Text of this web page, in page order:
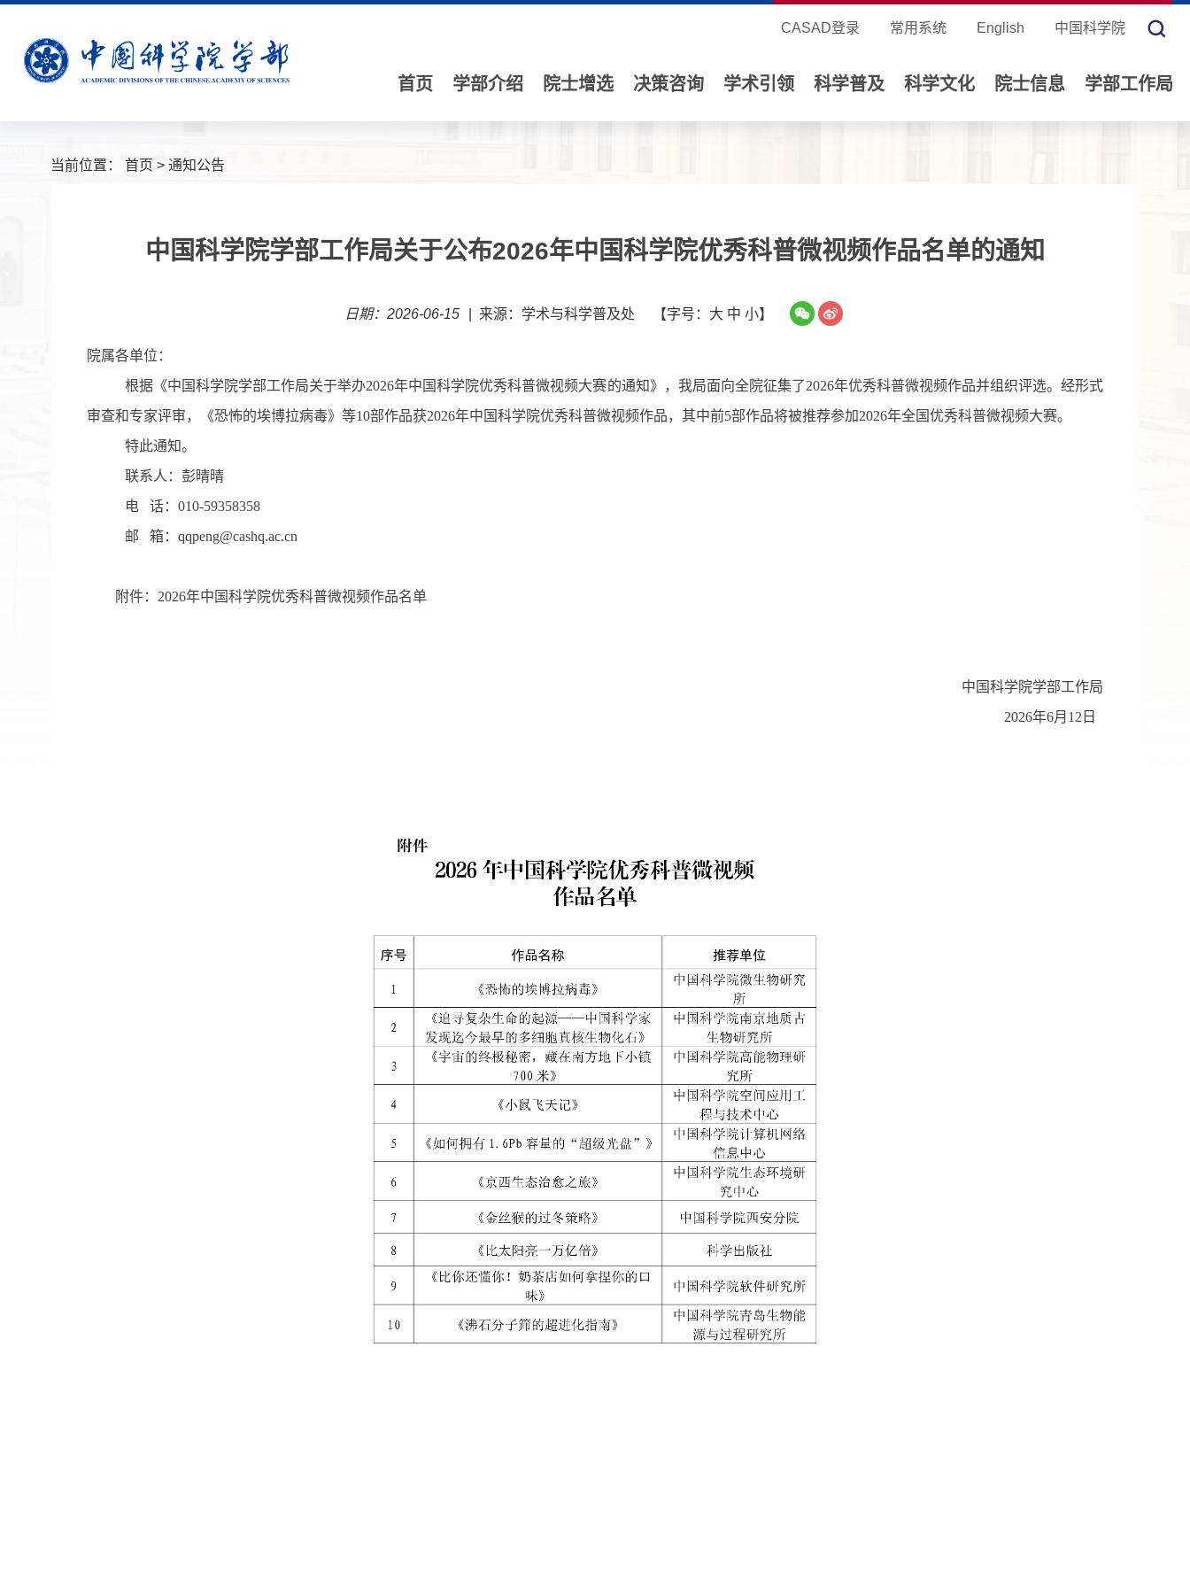
CASAD登录 常用系统 English 中国科学院
首页 学部介绍 院士增选 决策咨询 学术引领 科学普及 科学文化 院士信息 学部工作局
当前位置： 首页 > 通知公告
中国科学院学部工作局关于公布2026年中国科学院优秀科普微视频作品名单的通知
日期：2026-06-15 来源：学术与科学普及处 【字号： 大 中 小】
院属各单位：
根据《中国科学院学部工作局关于举办2026年中国科学院优秀科普微视频大赛的通知》，我局面向全院征集了2026年优秀科普微视频作品并组织评选。经形式
审查和专家评审，《恐怖的埃博拉病毒》等10部作品获2026年中国科学院优秀科普微视频作品，其中前5部作品将被推荐参加2026年全国优秀科普微视频大赛。
特此通知。
联系人： 彭晴晴
电
话： 010-59358358
邮
箱： qqpeng@cashq.ac.cn
附件： 2026年中国科学院优秀科普微视频作品名单
中国科学院学部工作局
2026年6月 12 日